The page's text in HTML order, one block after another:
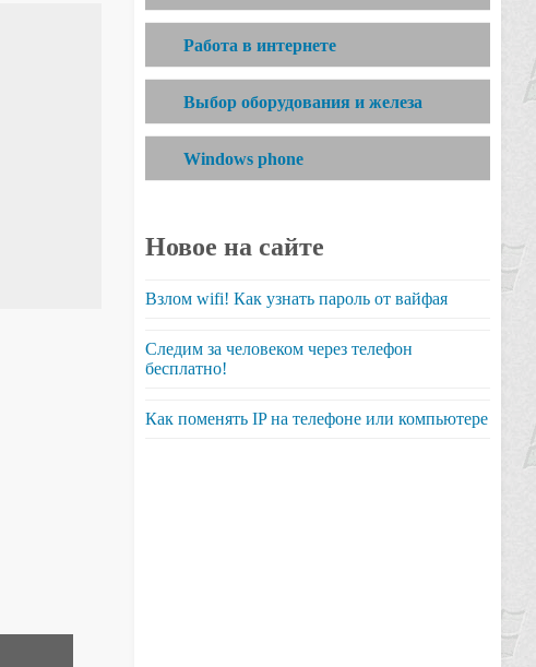
Работа в интернете
Выбор оборудования и железа
Windows phone
Новое на сайте
Взлом wifi! Как узнать пароль от вайфая
Следим за человеком через телефон
бесплатно!
Как поменять IP на телефоне или компьютере